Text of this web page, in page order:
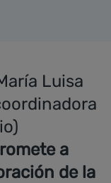
Luisa
a
de la